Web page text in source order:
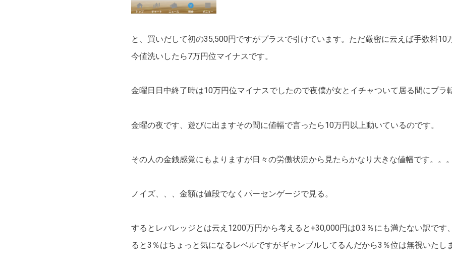
と、買いだして初の35,500円ですがプラスで引けています。ただ厳密に云えば手数料10
今値洗いしたら7万円位マイナスです。
金曜日日中終了時は10万円位マイナスでしたので夜僕が女とイチャついて居る間にプラ
金曜の夜です、遊びに出ますその間に値幅で言ったら10万円以上動いているのです。
その人の金銭感覚にもよりますが日々の労働状況から見たらかなり大きな値幅です。。。
ノイズ、、、金額は値段でなくパーセンゲージで見る。
するとレバレッジとは云え1200万円から考えると+30,000円は0.3％にも満たない訳です
ると3％はちょっと気になるレベルですがギャンブルしてるんだから3％位は無視いたし